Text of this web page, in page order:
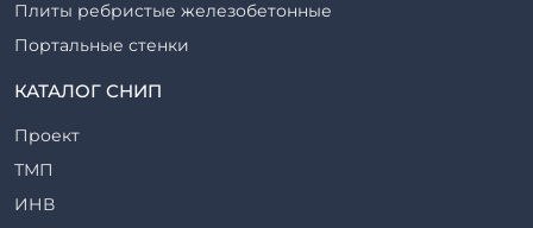
Плиты ребристые железобетонные
Портальные стенки
Прогоны железобетонные
Ригели железобетонные
Сваи железобетонные
Стеновые блоки
КАТАЛОГ СНИП
Проект
ТМП
ИНВ